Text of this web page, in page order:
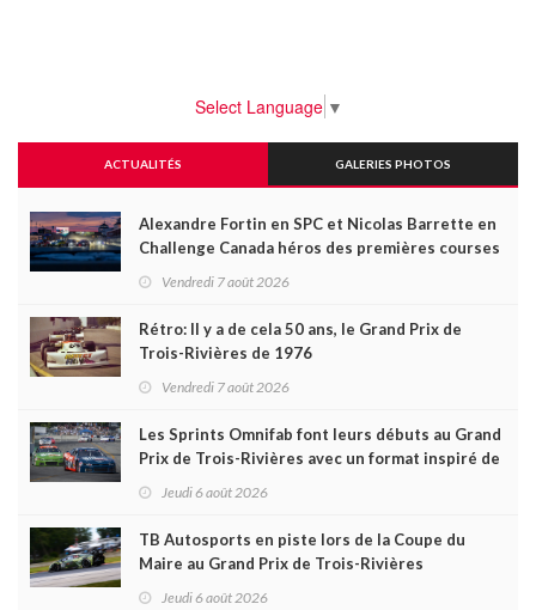
Select Language ▼
ACTUALITÉS GALERIES PHOTOS
Alexandre Fortin en SPC et Nicolas Barrette en
Challenge Canada héros des premières courses
Vendredi 7 août 2026
Rétro: Il y a de cela 50 ans, le Grand Prix de
Trois-Rivières de 1976
Vendredi 7 août 2026
Les Sprints Omnifab font leurs débuts au Grand
Prix de Trois-Rivières avec un format inspiré de
Jeudi 6 août 2026
TB Autosports en piste lors de la Coupe du
Maire au Grand Prix de Trois-Rivières
Jeudi 6 août 2026